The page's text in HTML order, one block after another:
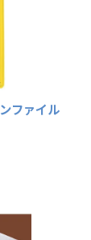
ファイル